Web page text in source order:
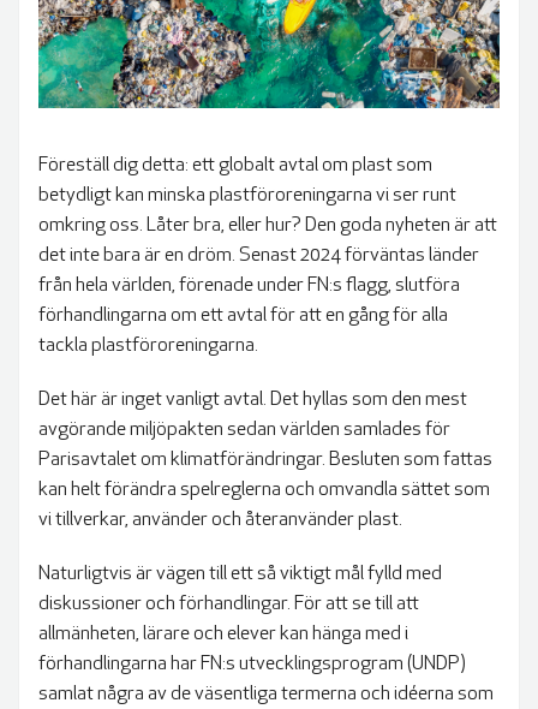
Föreställ dig detta: ett globalt avtal om plast som
betydligt kan minska plastföroreningarna vi ser runt
omkring oss. Låter bra, eller hur? Den goda nyheten är att
det inte bara är en dröm. Senast 2024 förväntas länder
från hela världen, förenade under FN:s flagg, slutföra
förhandlingarna om ett avtal för att en gång för alla
tackla plastföroreningarna.
Det här är inget vanligt avtal. Det hyllas som den mest
avgörande miljöpakten sedan världen samlades för
Parisavtalet om klimatförändringar. Besluten som fattas
kan helt förändra spelreglerna och omvandla sättet som
vi tillverkar, använder och återanvänder plast.
Naturligtvis är vägen till ett så viktigt mål fylld med
diskussioner och förhandlingar. För att se till att
allmänheten, lärare och elever kan hänga med i
förhandlingarna har FN:s utvecklingsprogram (UNDP)
samlat några av de väsentliga termerna och idéerna som